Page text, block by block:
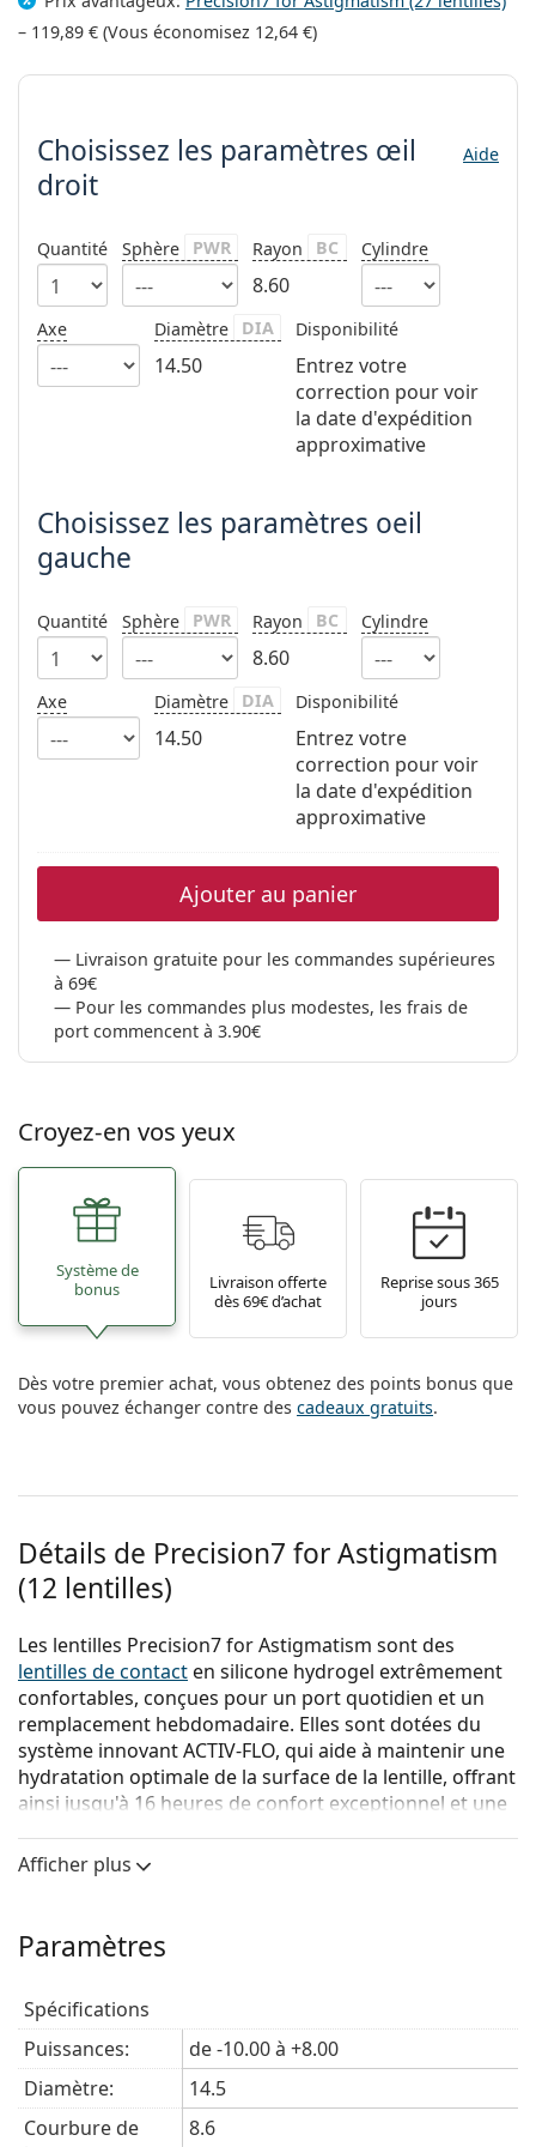
Marc Jacobs
Toutes les marques
Gucci
Prada
Toutes les marques
02 446 01 11
– 119,89 € (Vous économisez 12,64 €)
Choisissez les paramètres
Choisissez les paramètres œil
droit
Aide
Quantité Sphère PWR Rayon BC
8.60
Cylindre
Axe Diamètre DIA
14.50
Disponibilité
Entrez votre
correction pour voir
la date d'expédition
approximative
Choisissez les paramètres oeil
gauche
Quantité Sphère PWR Rayon BC
8.60
Cylindre
Axe Diamètre DIA
14.50
Disponibilité
Entrez votre
correction pour voir
la date d'expédition
approximative
Ajouter au panier
Livraison gratuite pour les commandes supérieures
à 69€
Pour les commandes plus modestes, les frais de
port commencent à 3.90€
Croyez-en vos yeux
Système de
bonus
Livraison offerte
dès 69€ d’achat
Reprise sous 365
jours
Dès votre premier achat, vous obtenez des points bonus que
vous pouvez échanger contre des cadeaux gratuits.
Détails de Precision7 for Astigmatism
(12 lentilles)
Les lentilles Precision7 for Astigmatism sont des
lentilles de contacten silicone hydrogel extrêmement
confortables, conçues pour un port quotidien et un
remplacement hebdomadaire. Elles sont dotées du
système innovant ACTIV-FLO, qui aide à maintenir une
hydratation optimale de la surface de la lentille, offrant
ainsi jusqu'à 16 heures de confort exceptionnel et une
Le système ACTIV-FLO associe des agents hydratants
jusqu'à sa surface. La combinaison unique de ces deux
silicone hydrogel garantissent une hydratation
continue de la surface de la lentille tout au long de la
période de port.
La conception Precision Balance
excellente stabilité, permettant à la lentille de rester
Afficher plus
Paramètres
Spécifications
Puissances:
de -10.00 à +8.00
Diamètre:
14.5
Courbure de
8.6